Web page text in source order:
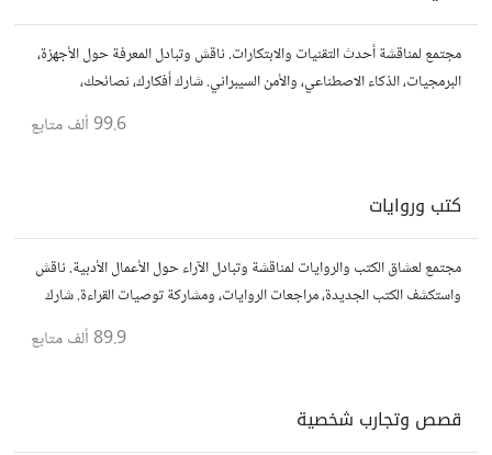
مجتمع لمناقشة أحدث التقنيات والابتكارات. ناقش وتبادل المعرفة حول الأجهزة،
البرمجيات، الذكاء الاصطناعي، والأمن السيبراني. شارك أفكارك، نصائحك،
99.6 ألف متابع
كتب وروايات
مجتمع لعشاق الكتب والروايات لمناقشة وتبادل الآراء حول الأعمال الأدبية. ناقش
واستكشف الكتب الجديدة، مراجعات الروايات، ومشاركة توصيات القراءة. شارك
89.9 ألف متابع
قصص وتجارب شخصية